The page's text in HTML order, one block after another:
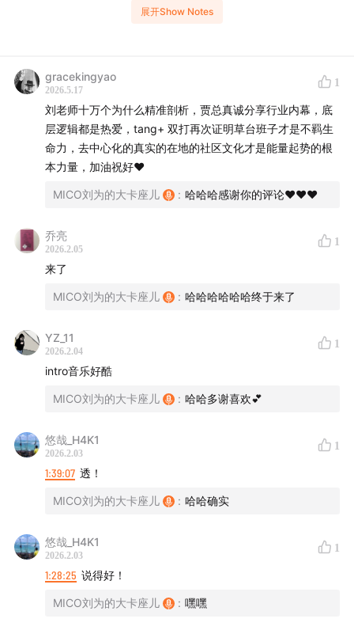
展开Show Notes
gracekingyao
2026.5.17
1
刘老师十万个为什么精准剖析，贾总真诚分享行业内幕，底
层逻辑都是热爱，tang+ 双打再次证明草台班子才是不羁生
命力，去中心化的真实的在地的社区文化才是能量起势的根
本力量，加油祝好❤️
MICO刘为的大卡座儿 : 哈哈哈感谢你的评论❤️❤️❤️
乔亮
2026.2.05
1
来了
MICO刘为的大卡座儿 : 哈哈哈哈哈哈终于来了
YZ_11
2026.2.04
1
intro音乐好酷
MICO刘为的大卡座儿 : 哈哈多谢喜欢💕
悠哉_H4K1
2026.2.03
1
1:39:07 透！
MICO刘为的大卡座儿 : 哈哈确实
悠哉_H4K1
2026.2.03
1
1:28:25 说得好！
MICO刘为的大卡座儿 : 嘿嘿